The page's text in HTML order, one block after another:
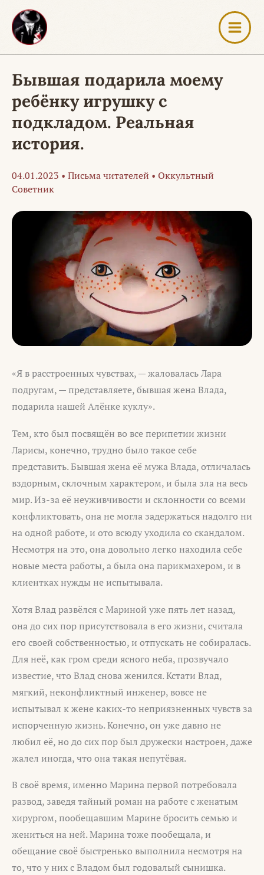
Перейти
содержимому
Бывшая подарила моему
ребёнку игрушку с
подкладом. Реальная
история.
04.01.2023 • Письма читателей • Оккультный
Советник
«Я в расстроенных чувствах, — жаловалась Лара
подругам, — представляете, бывшая жена Влада,
подарила нашей Алёнке куклу».
Тем, кто был посвящён во все перипетии жизни
Ларисы, конечно, трудно было такое себе
представить. Бывшая жена её мужа Влада, отличалась
вздорным, склочным характером, и была зла на весь
мир. Из-за её неуживчивости и склонности со всеми
конфликтовать, она не могла задержаться надолго ни
на одной работе, и ото всюду уходила со скандалом.
Несмотря на это, она довольно легко находила себе
новые места работы, а была она парикмахером, и в
клиентках нужды не испытывала.
Хотя Влад развёлся с Мариной уже пять лет назад,
она до сих пор присутствовала в его жизни, считала
его своей собственностью, и отпускать не собиралась.
Для неё, как гром среди ясного неба, прозвучало
известие, что Влад снова женился. Кстати Влад,
мягкий, неконфликтный инженер, вовсе не
испытывал к жене каких-то неприязненных чувств за
испорченную жизнь. Конечно, он уже давно не
любил её, но до сих пор был дружески настроен, даже
жалел иногда, что она такая непутёвая.
В своё время, именно Марина первой потребовала
развод, заведя тайный роман на работе с женатым
хирургом, пообещавшим Марине бросить семью и
жениться на ней. Марина тоже пообещала, и
обещание своё быстренько выполнила несмотря на
то, что у них с Владом был годовалый сынишка.